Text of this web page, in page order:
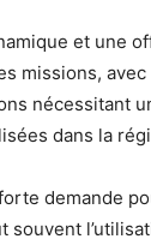
et une
missions,
nécessitant
dans la
demande